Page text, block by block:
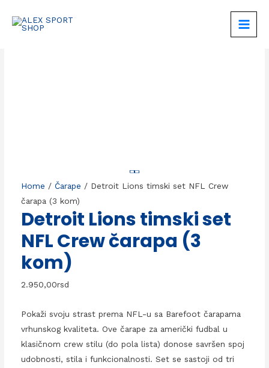
MAIN
Home / Čarape / Detroit Lions timski set NFL Crew
čarapa (3 kom)
Detroit Lions timski set
NFL Crew čarapa (3
kom)
2.950,00rsd
Pokaži svoju strast prema NFL-u sa Barefoot čarapama
vrhunskog kvaliteta. Ove čarape za američki fudbal u
klasičnom crew stilu (do pola lista) donose savršen spoj
udobnosti, stila i funkcionalnosti. Set se sastoji od tri